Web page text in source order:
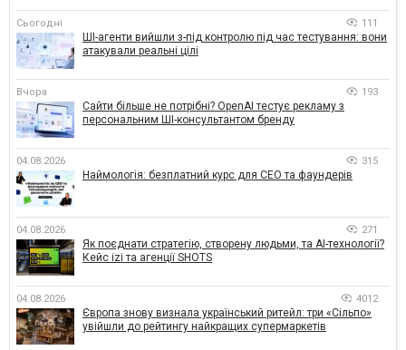
Сьогодні 111
ШІ-агенти вийшли з-під контролю під час тестування: вони
атакували реальні цілі
Вчора 193
Сайти більше не потрібні? OpenAI тестує рекламу з
персональним ШІ-консультантом бренду
04.08.2026 315
Наймологія: безплатний курс для CEO та фаундерів
04.08.2026 271
Як поєднати стратегію, створену людьми, та AI-технології?
Кейс izi та агенції SHOTS
04.08.2026 4012
Європа знову визнала український ритейл: три «Сільпо»
увійшли до рейтингу найкращих супермаркетів